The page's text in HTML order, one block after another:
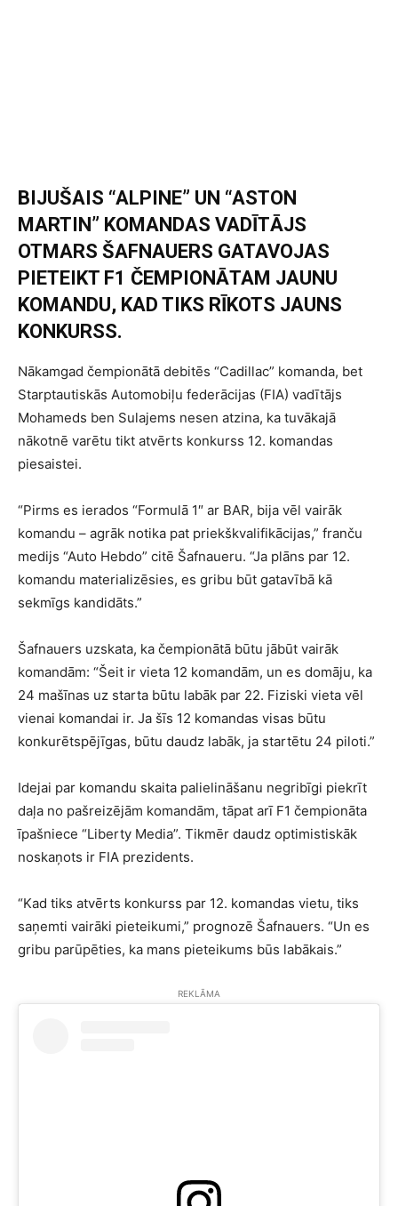
BIJUŠAIS “ALPINE” UN “ASTON
MARTIN” KOMANDAS VADĪTĀJS
OTMARS ŠAFNAUERS GATAVOJAS
PIETEIKT F1 ČEMPIONĀTAM JAUNU
KOMANDU, KAD TIKS RĪKOTS JAUNS
KONKURSS.
Nākamgad čempionātā debitēs “Cadillac” komanda, bet
Starptautiskās Automobiļu federācijas (FIA) vadītājs
Mohameds ben Sulajems nesen atzina, ka tuvākajā
nākotnē varētu tikt atvērts konkurss 12. komandas
piesaistei.
“Pirms es ierados “Formulā 1″ ar BAR, bija vēl vairāk
komandu – agrāk notika pat priekškvalifikācijas,” franču
medijs “Auto Hebdo” citē Šafnaueru. “Ja plāns par 12.
komandu materializēsies, es gribu būt gatavībā kā
sekmīgs kandidāts.”
Šafnauers uzskata, ka čempionātā būtu jābūt vairāk
komandām: “Šeit ir vieta 12 komandām, un es domāju, ka
24 mašīnas uz starta būtu labāk par 22. Fiziski vieta vēl
vienai komandai ir. Ja šīs 12 komandas visas būtu
konkurētspējīgas, būtu daudz labāk, ja startētu 24 piloti.”
Idejai par komandu skaita palielināšanu negribīgi piekrīt
daļa no pašreizējām komandām, tāpat arī F1 čempionāta
īpašniece “Liberty Media”. Tikmēr daudz optimistiskāk
noskaņots ir FIA prezidents.
“Kad tiks atvērts konkurss par 12. komandas vietu, tiks
saņemti vairāki pieteikumi,” prognozē Šafnauers. “Un es
gribu parūpēties, ka mans pieteikums būs labākais.”
REKLĀMA